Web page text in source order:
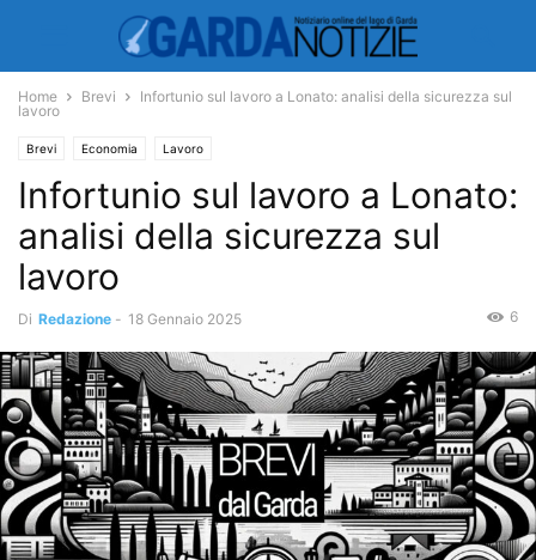
Home Brevi
Infortunio sul lavoro a Lonato: analisi della sicurezza sul
lavoro
Brevi Economia Lavoro
Infortunio sul lavoro a Lonato:
analisi della sicurezza sul
lavoro
Di Redazione - 18 Gennaio 2025 6